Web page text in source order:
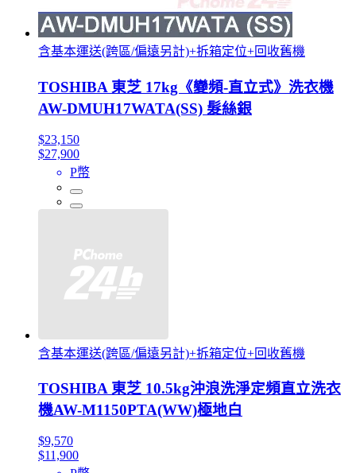
含基本運送(跨區/偏遠另計)+拆箱定位+回收舊機
TOSHIBA 東芝 17kg《變頻-直立式》洗衣機
AW-DMUH17WATA(SS) 髮絲銀
$23,150
$27,900
P幣
含基本運送(跨區/偏遠另計)+拆箱定位+回收舊機
TOSHIBA 東芝 10.5kg沖浪洗淨定頻直立洗衣
機AW-M1150PTA(WW)極地白
$9,570
$11,900